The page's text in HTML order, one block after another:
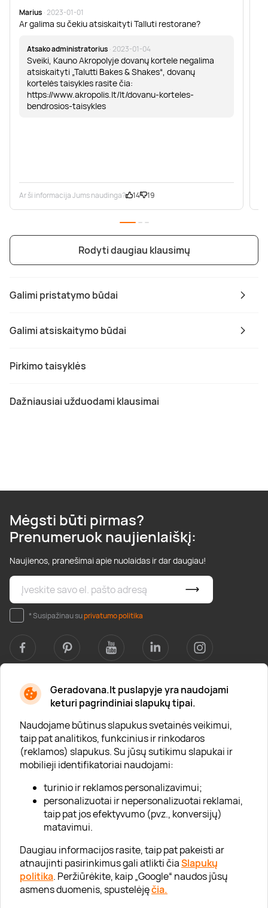
Geradovana.lt puslapyje yra naudojami
keturi pagrindiniai slapukų tipai.
Naudojame būtinus slapukus svetainės veikimui,
taip pat analitikos, funkcinius ir rinkodaros
(reklamos) slapukus. Su jūsų sutikimu slapukai ir
mobilieji identifikatoriai naudojami:
turinio ir reklamos personalizavimui;
personalizuotai ir nepersonalizuotai reklamai,
taip pat jos efektyvumo (pvz., konversijų)
matavimui.
Daugiau informacijos rasite, taip pat pakeisti ar
atnaujinti pasirinkimus gali atlikti čiaSlapukų
politika. Peržiūrėkite, kaip „Google“ naudos jūsų
asmens duomenis, spustelėjęčia.
Galimi pristatymo būdai
Galimi atsiskaitymo būdai
Pirkimo taisyklės
Dažniausiai užduodami klausimai
Marius · 2023-01-01
Ar galima su čekiu atsiskaityti Talluti restorane?
Atsako administratorius · 2023-01-04
Sveiki, Kauno Akropolyje dovanų kortele negalima
atsiskaityti „Talutti Bakes & Shakes“, dovanų
kortelės taisykles rasite čia:
https://www.akropolis.lt/lt/dovanu-korteles-
bendrosios-taisykles
Ar ši informacija Jums naudinga? 14 19
Rodyti daugiau klausimų
Mėgsti būti pirmas?
Prenumeruok naujienlaiškį:
Naujienos, pranešimai apie nuolaidas ir dar daugiau!
* Susipažinau suprivatumo politika
Apie mus
Apie „Gera Dovana“
Lojalumo klubas
Karjera
Visi partneriai
Kontaktai
Tinklaraštis
Informacija